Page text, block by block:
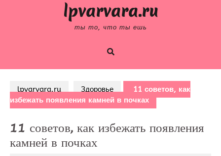
lpvarvara.ru
ты то, что ты ешь
lpvarvara.ru Здоровье
11 советов, как
избежать появления камней в почках
11 советов, как избежать появления
камней в почках